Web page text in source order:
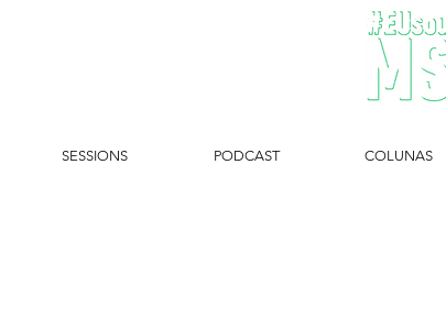
SESSIONS PODCAST COLUNAS